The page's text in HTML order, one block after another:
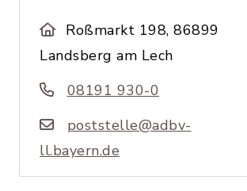
Roßmarkt 198, 86899
Landsberg am Lech
08191 930-0
poststelle@adbv-
ll.bayern.de